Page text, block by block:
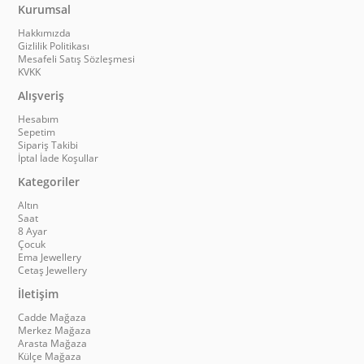
Kurumsal
Hakkımızda
Gizlilik Politikası
Mesafeli Satış Sözleşmesi
KVKK
Alışveriş
Hesabım
Sepetim
Sipariş Takibi
İptal İade Koşullar
Kategoriler
Altın
Saat
8 Ayar
Çocuk
Ema Jewellery
Cetaş Jewellery
İletişim
Cadde Mağaza
Merkez Mağaza
Arasta Mağaza
Külçe Mağaza